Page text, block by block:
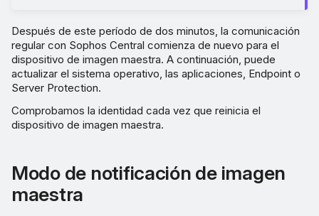
Después de este período de dos minutos, la comunicación
regular con Sophos Central comienza de nuevo para el
dispositivo de imagen maestra. A continuación, puede
actualizar el sistema operativo, las aplicaciones, Endpoint o
Server Protection.
Comprobamos la identidad cada vez que reinicia el
dispositivo de imagen maestra.
Modo de notificación de imagen
maestra